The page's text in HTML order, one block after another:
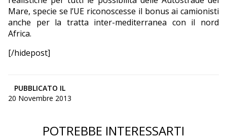
Mare, specie se l’UE riconoscesse il bonus ai camionisti
anche per la tratta inter-mediterranea con il nord
Africa.
[/hidepost]
PUBBLICATO IL
20 Novembre 2013
POTREBBE INTERESSARTI